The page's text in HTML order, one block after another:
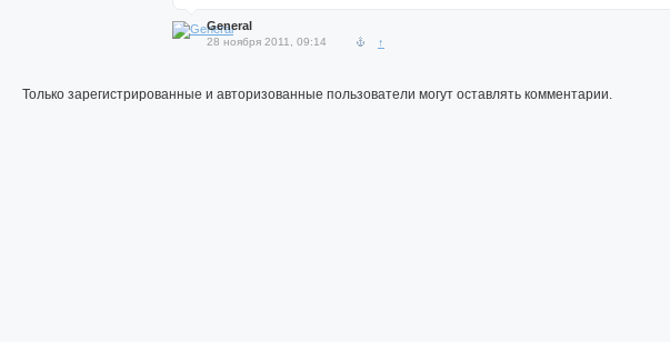
General
28 ноября 2011, 09:14 ↑
Только зарегистрированные и авторизованные пользователи могут оставлять комментарии.